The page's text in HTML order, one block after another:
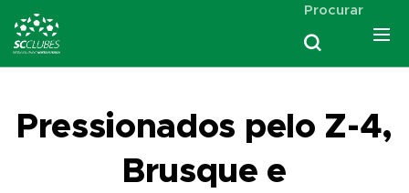
Procurar
Pressionados pelo Z-4,
Brusque e